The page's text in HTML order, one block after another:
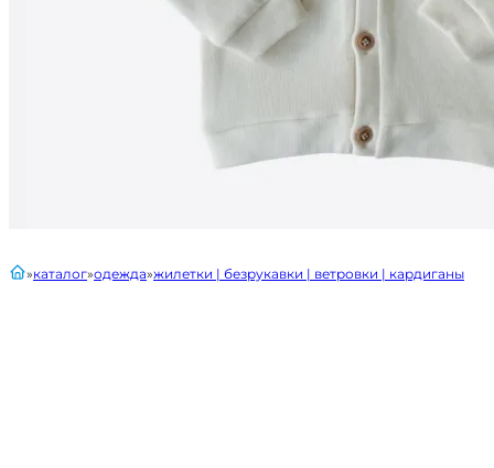
главнаякаталог одежда жилетки | безрукавки | ветровки | кардиганы